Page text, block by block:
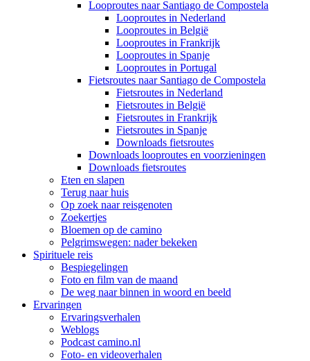
Looproutes naar Santiago de Compostela
Looproutes in Nederland
Looproutes in België
Looproutes in Frankrijk
Looproutes in Spanje
Looproutes in Portugal
Fietsroutes naar Santiago de Compostela
Fietsroutes in Nederland
Fietsroutes in België
Fietsroutes in Frankrijk
Fietsroutes in Spanje
Downloads fietsroutes
Downloads looproutes en voorzieningen
Downloads fietsroutes
Eten en slapen
Terug naar huis
Op zoek naar reisgenoten
Zoekertjes
Bloemen op de camino
Pelgrimswegen: nader bekeken
Spirituele reis
Bespiegelingen
Foto en film van de maand
De weg naar binnen in woord en beeld
Ervaringen
Ervaringsverhalen
Weblogs
Podcast camino.nl
Foto- en videoverhalen